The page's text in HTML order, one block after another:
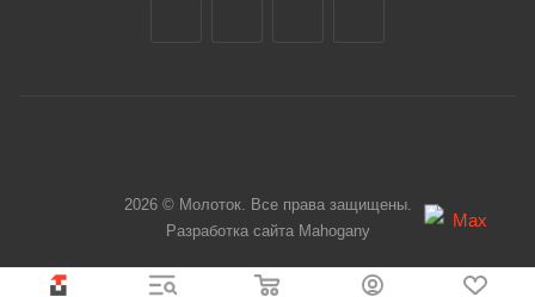
2026 © Молоток. Все права защищены.
Разработка сайта Mahogany